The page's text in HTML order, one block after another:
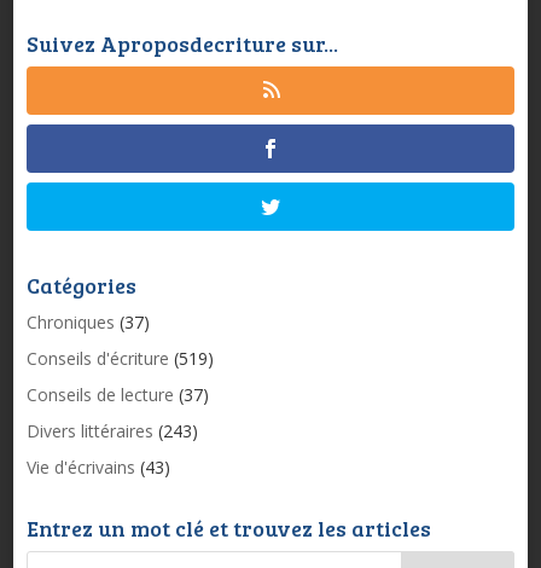
Suivez Aproposdecriture sur...
Catégories
Chroniques (37)
Conseils d'écriture (519)
Conseils de lecture (37)
Divers littéraires (243)
Vie d'écrivains (43)
Entrez un mot clé et trouvez les articles